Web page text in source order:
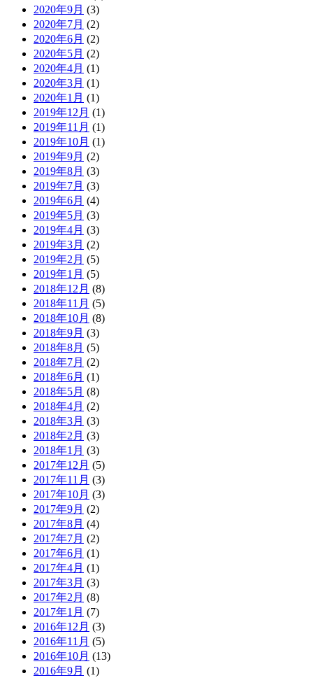
2020年9月 (3)
2020年7月 (2)
2020年6月 (2)
2020年5月 (2)
2020年4月 (1)
2020年3月 (1)
2020年1月 (1)
2019年12月 (1)
2019年11月 (1)
2019年10月 (1)
2019年9月 (2)
2019年8月 (3)
2019年7月 (3)
2019年6月 (4)
2019年5月 (3)
2019年4月 (3)
2019年3月 (2)
2019年2月 (5)
2019年1月 (5)
2018年12月 (8)
2018年11月 (5)
2018年10月 (8)
2018年9月 (3)
2018年8月 (5)
2018年7月 (2)
2018年6月 (1)
2018年5月 (8)
2018年4月 (2)
2018年3月 (3)
2018年2月 (3)
2018年1月 (3)
2017年12月 (5)
2017年11月 (3)
2017年10月 (3)
2017年9月 (2)
2017年8月 (4)
2017年7月 (2)
2017年6月 (1)
2017年4月 (1)
2017年3月 (3)
2017年2月 (8)
2017年1月 (7)
2016年12月 (3)
2016年11月 (5)
2016年10月 (13)
2016年9月 (1)